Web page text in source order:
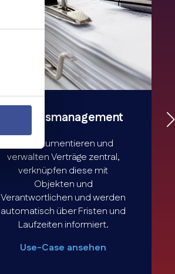
Vertragsmanagement
Sie dokumentieren und
verwalten Verträge zentral,
verknüpfen diese mit
Objekten und
Verantwortlichen und werden
automatisch über Fristen und
Laufzeiten informiert.
Use-Case ansehen